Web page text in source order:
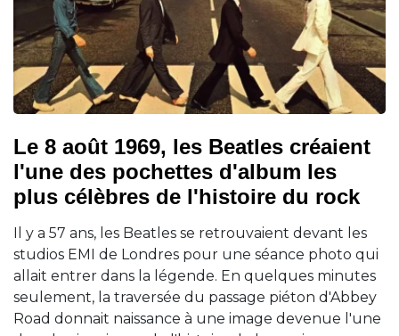
Le 8 août 1969, les Beatles créaient
l'une des pochettes d'album les
plus célèbres de l'histoire du rock
Il y a 57 ans, les Beatles se retrouvaient devant les
studios EMI de Londres pour une séance photo qui
allait entrer dans la légende. En quelques minutes
seulement, la traversée du passage piéton d'Abbey
Road donnait naissance à une image devenue l'une